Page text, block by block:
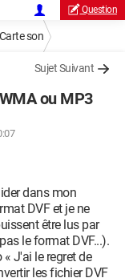
Question
son
Sujet Suivant
ou MP3
dans mon
DVF et je ne
être lus par
le format DVF...).
J'ai le regret de
les fichier DVF